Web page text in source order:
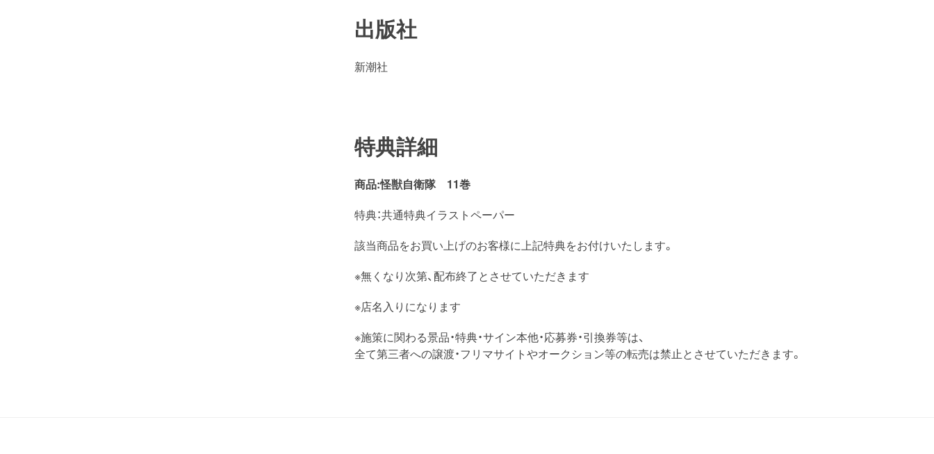
出版社
新潮社
特典詳細
商品:怪獣自衛隊 11巻
特典：共通特典イラストペーパー
該当商品をお買い上げのお客様に上記特典をお付けいたします。
※無くなり次第、配布終了とさせていただきます
※店名入りになります
※施策に関わる景品・特典・サイン本他・応募券・引換券等は、
全て第三者への譲渡・フリマサイトやオークション等の転売は禁止とさせていただきます。